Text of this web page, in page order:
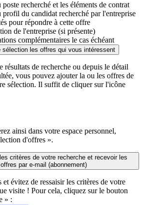
recherché et les éléments de contrat
profil du candidat recherché par l'entreprise
pour répondre à cette offre
de l'entreprise (si présente)
complémentaires le cas échéant
sélection les offres qui vous intéressent
résultats de recherche ou depuis le détail
vous pouvez ajouter la ou les offres de
sélection. Il suffit de cliquer sur l'icône
ainsi dans votre espace personnel,
d'offres ».
critères de votre recherche et recevoir les
offres par e-mail (abonnement)
et évitez de ressaisir les critères de votre
visite ! Pour cela, cliquez sur le bouton
» :